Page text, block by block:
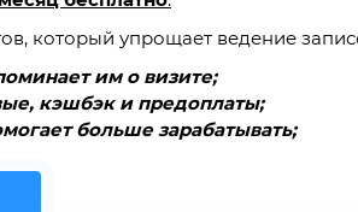
который упрощает ведение
им о визите;
кэшбэк и предоплаты;
больше зарабатывать;